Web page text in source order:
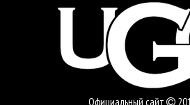
Официальный сайт